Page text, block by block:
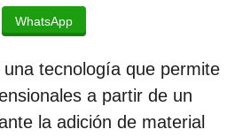
i
WhatsApp
tecnología que permite
a partir de un
la adición de material